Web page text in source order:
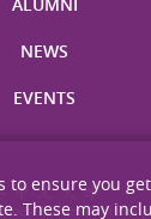
NEWS
EVENTS
to ensure you
These may